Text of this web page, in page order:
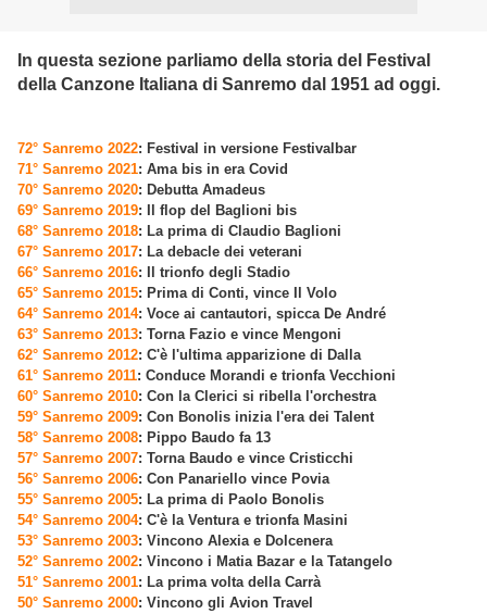
In questa sezione parliamo della storia del Festival
della Canzone Italiana di Sanremo dal 1951 ad oggi.
72° Sanremo 2022: Festival in versione Festivalbar
71° Sanremo 2021: Ama bis in era Covid
70° Sanremo 2020: Debutta Amadeus
69° Sanremo 2019: Il flop del Baglioni bis
68° Sanremo 2018: La prima di Claudio Baglioni
67° Sanremo 2017: La debacle dei veterani
66° Sanremo 2016: Il trionfo degli Stadio
65° Sanremo 2015: Prima di Conti, vince Il Volo
64° Sanremo 2014: Voce ai cantautori, spicca De André
63° Sanremo 2013: Torna Fazio e vince Mengoni
62° Sanremo 2012: C'è l'ultima apparizione di Dalla
61° Sanremo 2011: Conduce Morandi e trionfa Vecchioni
60° Sanremo 2010: Con la Clerici si ribella l'orchestra
59° Sanremo 2009: Con Bonolis inizia l'era dei Talent
58° Sanremo 2008: Pippo Baudo fa 13
57° Sanremo 2007: Torna Baudo e vince Cristicchi
56° Sanremo 2006: Con Panariello vince Povia
55° Sanremo 2005: La prima di Paolo Bonolis
54° Sanremo 2004: C'è la Ventura e trionfa Masini
53° Sanremo 2003: Vincono Alexia e Dolcenera
52° Sanremo 2002: Vincono i Matia Bazar e la Tatangelo
51° Sanremo 2001: La prima volta della Carrà
50° Sanremo 2000: Vincono gli Avion Travel